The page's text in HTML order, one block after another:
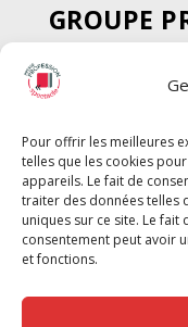
Pour offrir les meilleures
telles que les cookies
appareils. Le fait de
traiter des données telles
uniques sur ce site. Le
consentement peut avoir
et fonctions.
GROUPE
SPECTACLE
Chèque
Chèque Compta
Chèque Emploi
G-Pods
Profession